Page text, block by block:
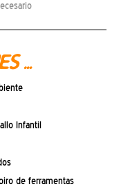
…
Infantil
de ferramentas